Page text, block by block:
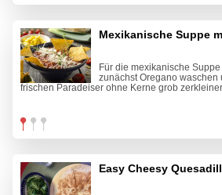
Mexikanische Suppe
Für die mexikanische
zunächst Oregano waschen
frischen Paradeiser ohne Kerne grob
Easy Cheesy